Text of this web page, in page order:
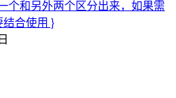
个和另外两个区分出来，如果需
合使用 }